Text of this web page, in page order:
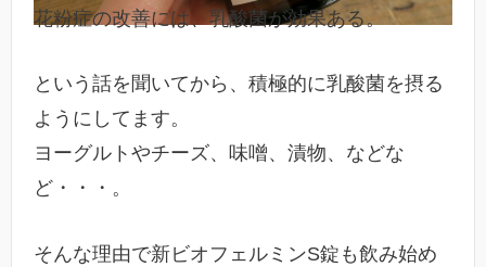
花粉症の改善には、乳酸菌が効果ある。
という話を聞いてから、積極的に乳酸菌を摂る
ようにしてます。
ヨーグルトやチーズ、味噌、漬物、などな
ど・・・。
そんな理由で新ビオフェルミンS錠も飲み始め